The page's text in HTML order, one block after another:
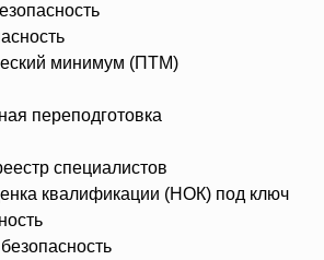
минимум (ПТМ)
переподготовка
специалистов
квалификации (НОК) под ключ